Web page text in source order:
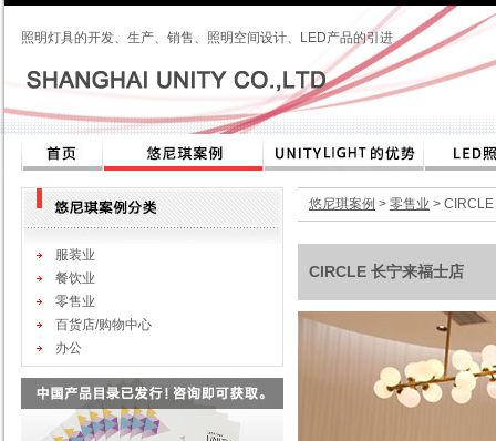
照明灯具的开发、生产、销售、照明空间设计、LED产品的引进
服装业
餐饮业
零售业
百货店/购物中心
办公
悠尼琪案例 > 零售业 >
CIRCLE 长宁来福士店